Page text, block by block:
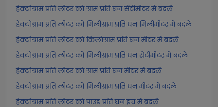
हेक्टोग्राम प्रति लीटर को ग्राम प्रति घन सेंटीमीटर में बदलें
हेक्टोग्राम प्रति लीटर को मिलीग्राम प्रति घन मिलीमीटर में बदलें
हेक्टोग्राम प्रति लीटर को किलोग्राम प्रति घन मीटर में बदलें
हेक्टोग्राम प्रति लीटर को मिलीग्राम प्रति घन सेंटीमीटर में बदलें
हेक्टोग्राम प्रति लीटर को ग्राम प्रति घन मीटर में बदलें
हेक्टोग्राम प्रति लीटर को मिलीग्राम प्रति घन मीटर में बदलें
हेक्टोग्राम प्रति लीटर को पाउंड प्रति घन इंच में बदलें